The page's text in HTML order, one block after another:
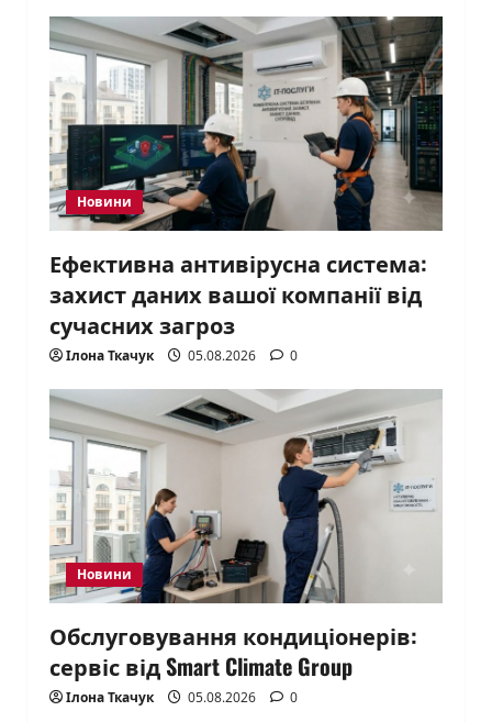
Новини
Ефективна антивірусна система:
захист даних вашої компанії від
сучасних загроз
Ілона Ткачук 05.08.2026 0
Новини
Обслуговування кондиціонерів:
сервіс від Smart Climate Group
Ілона Ткачук 05.08.2026 0